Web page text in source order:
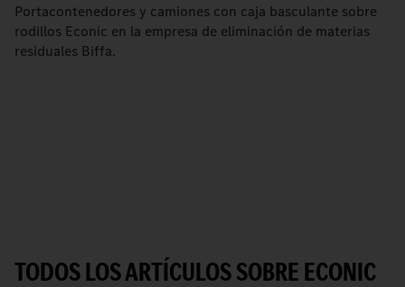
Portacontenedores y camiones con caja basculante sobre
rodillos Econic en la empresa de eliminación de materias
residuales Biffa.
TODOS LOS ARTÍCULOS SOBRE ECONIC